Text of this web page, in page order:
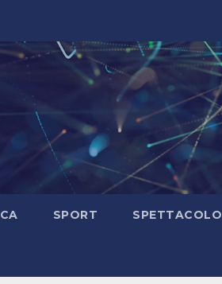
SPORT SPETTACOLO